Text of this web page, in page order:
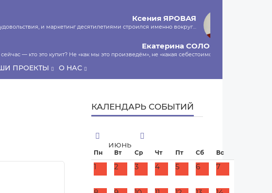
Ксения ЯРОВАЯ
и маркетинг десятилетиями строился именно вокруг…
Екатерина СОЛОНКО
— кто это купит? Не «как мы это произведём», не «какая себестоимость»,…
ПРОЕКТЫ О НАС
КАЛЕНДАРЬ СОБЫТИЙ
июнь
Пн Вт Ср Чт Пт Сб Вс
1 2 3 4 5 6 7